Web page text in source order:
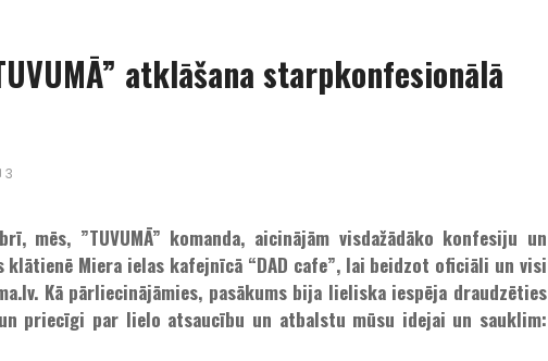
atklāšana starpkonfesionālā
3
mēs, ”TUVUMĀ” komanda, aicinājām visdažādāko konfesiju un
Miera ielas kafejnīcā “DAD cafe”, lai beidzot oficiāli un visi
Kā pārliecinājāmies, pasākums bija lieliska iespēja draudzēties
priecīgi par lielo atsaucību un atbalstu mūsu idejai un sauklim: